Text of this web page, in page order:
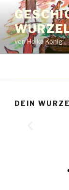
von Heike König
DEIN